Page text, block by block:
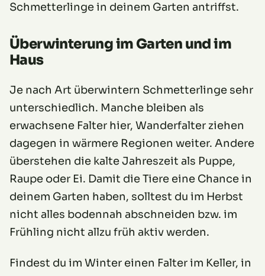
Schmetterlinge in deinem Garten antriffst.
Überwinterung im Garten und im
Haus
Je nach Art überwintern Schmetterlinge sehr
unterschiedlich. Manche bleiben als
erwachsene Falter hier, Wanderfalter ziehen
dagegen in wärmere Regionen weiter. Andere
überstehen die kalte Jahreszeit als Puppe,
Raupe oder Ei. Damit die Tiere eine Chance in
deinem Garten haben, solltest du im Herbst
nicht alles bodennah abschneiden bzw. im
Frühling nicht allzu früh aktiv werden.
Findest du im Winter einen Falter im Keller, in